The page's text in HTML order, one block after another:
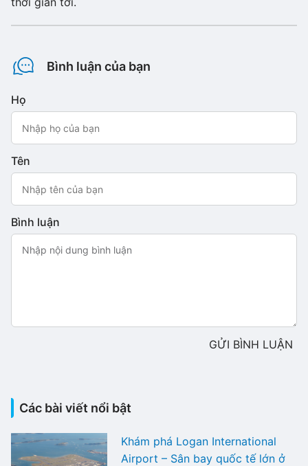
Bình luận của bạn
Họ
Tên
Bình luận
GỬI BÌNH LUẬN
Các bài viết nổi bật
Khám phá Logan International
Airport – Sân bay quốc tế lớn ở